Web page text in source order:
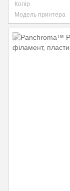
Колір
Модель принтера